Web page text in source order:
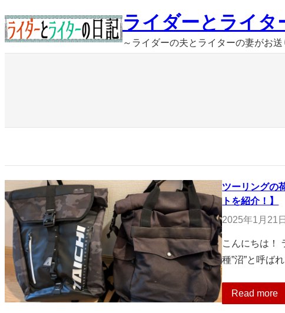
容
を
ライダーとライタ
～ライダーの夫とライターの妻がお
ツーリングの
トを紹介！】
2025年1月21日
こんにちは！
種”沼”と呼ば
Read more